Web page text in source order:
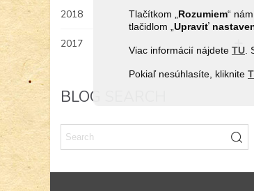
Tlačítkom „ Rozumiem“
tlačidlom „Upraviť
Viac informácií nájdete TU
Pokiaľ nesúhlasíte, kliknite
2018
2017
BLOG SEARCH